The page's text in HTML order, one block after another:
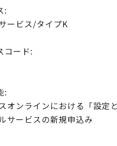
:
ービス/タイプK
コード:
:
オンラインにおける「設定
サービスの新規申込み